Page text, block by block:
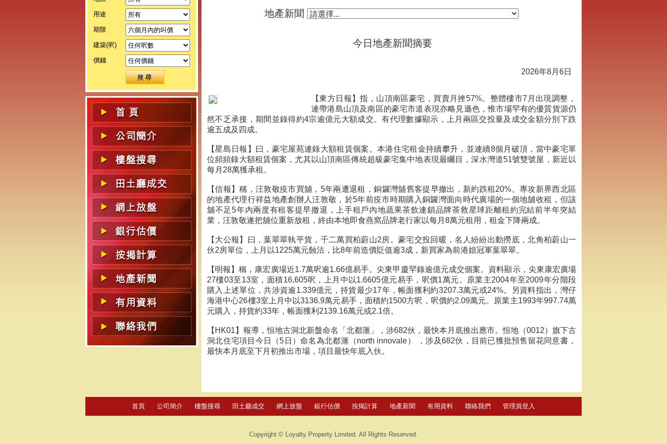
用途
期限
建築(呎)
價錢
地產新聞
今日地產新聞摘要
2026年8月6日
【東方日報】指，山頂南區豪宅，買賣月挫57%。整體樓市7月出現調整，
連帶港島山頂及南區的豪宅市道表現亦略見遜色，惟市場罕有的優質貨源仍
然不乏承接，期間並錄得約4宗逾億元大額成交。有代理數據顯示，上月兩區交投量及成交金額分別下跌
逾五成及四成。
【星島日報】曰，豪宅屋苑連錄大額租賃個案。本港住宅租金持續攀升，並連續8個月破頂，當中豪宅單
位頻頻錄大額租賃個案，尤其以山頂南區傳統超級豪宅集中地表現最矚目，深水灣道51號雙號屋，新近以
每月28萬獲承租。
【信報】稱，汪敦敬疫市買舖，5年兩遭退租，銅鑼灣舖舊客提早撤出，新約跌租20%。專攻新界西北區
的地產代理行祥益地產創辦人汪敦敬，於5年前疫市時期購入銅鑼灣面向時代廣場的一個地舖收租，但該
舖不足5年內兩度有租客提早撤退，上手租戶內地蔬果茶飲連鎖品牌茶救星球距離租約完結前半年突結
業，汪敦敬遂把舖位重新放租，終由本地即食燕窩品牌老行家以每月8萬元租用，租金下降兩成。
【大公報】曰，葉翠翠執平貨，千二萬買柏蔚山2房。豪宅交投回暖，名人紛紛出動撈底，北角柏蔚山一
伙2房單位，上月以1225萬元蝕沽，比8年前造價貶值逾3成，新買家為前港姐冠軍葉翠翠。
【明報】稱，康宏廣場近1.7萬呎逾1.66億易手。尖東甲廈罕錄逾億元成交個案。資料顯示，尖東康宏廣場
27樓03至13室，面積16,605呎，上月中以1.6605億元易手，呎價1萬元。原業主2004年至2009年分階段
購入上述單位，共涉資逾1.339億元，持貨最少17年，帳面獲利約3207.3萬元或24%。另資料指出，灣仔
海港中心26樓3室上月中以3136.9萬元易手，面積約1500方呎，呎價約2.09萬元。原業主1993年997.74萬
元購入，持貨約33年，帳面獲利2139.16萬元或2.1倍。
【HK01】報導，恒地古洞北新盤命名「北都滙」，涉682伙，最快本月底推出應市。恒地（0012）旗下古
洞北住宅項目今日（5日）命名為北都滙（north innovale） ，涉及682伙，目前已獲批預售留花同意書，
最快本月底至下月初推出市場，項目最快年底入伙。
首頁 公司簡介 樓盤搜尋 田土廳成交 網上放盤 銀行估價 按揭計算 地產新聞 有用資料 聯絡我們 管理員登入
Copyright © Loyalty Property Limited. All Rights Reserved.